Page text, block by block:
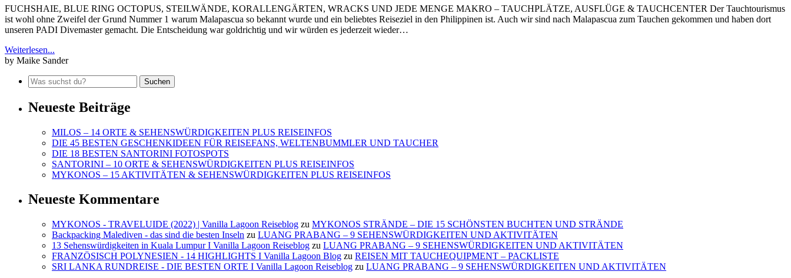
FUCHSHAIE, BLUE RING OCTOPUS, STEILWÄNDE, KORALLENGÄRTEN, WRACKS UND JEDE MENGE MAKRO – TAUCHPLÄTZE, AUSFLÜGE & TAUCHCENTER Der Tauchtourismus
ist wohl ohne Zweifel der Grund Nummer 1 warum Malapascua so bekannt wurde und ein beliebtes Reiseziel in den Philippinen ist. Auch wir sind nach Malapascua zum Tauchen gekommen und haben dort
unseren PADI Divemaster gemacht. Die Entscheidung war goldrichtig und wir würden es jederzeit wieder…
Weiterlesen...
by Maike Sander
Neueste Beiträge
MILOS – 14 ORTE & SEHENSWÜRDIGKEITEN PLUS REISEINFOS
DIE 45 BESTEN GESCHENKIDEEN FÜR REISEFANS, WELTENBUMMLER UND TAUCHER
DIE 18 BESTEN SANTORINI FOTOSPOTS
SANTORINI – 10 ORTE & SEHENSWÜRDIGKEITEN PLUS REISEINFOS
MYKONOS – 15 AKTIVITÄTEN & SEHENSWÜRDIGKEITEN PLUS REISEINFOS
Neueste Kommentare
MYKONOS - TRAVELUIDE (2022) | Vanilla Lagoon Reiseblog zu MYKONOS STRÄNDE – DIE 15 SCHÖNSTEN BUCHTEN UND STRÄNDE
Backpacking Malediven - das sind die besten Inseln zu LUANG PRABANG – 9 SEHENSWÜRDIGKEITEN UND AKTIVITÄTEN
13 Sehenswürdigkeiten in Kuala Lumpur I Vanilla Lagoon Reiseblog zu LUANG PRABANG – 9 SEHENSWÜRDIGKEITEN UND AKTIVITÄTEN
FRANZÖSISCH POLYNESIEN - 14 HIGHLIGHTS I Vanilla Lagoon Blog zu REISEN MIT TAUCHEQUIPMENT – PACKLISTE
SRI LANKA RUNDREISE - DIE BESTEN ORTE I Vanilla Lagoon Reiseblog zu LUANG PRABANG – 9 SEHENSWÜRDIGKEITEN UND AKTIVITÄTEN